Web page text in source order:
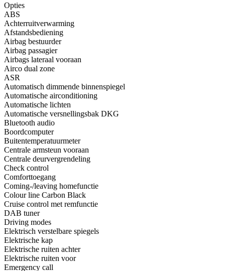
Opties
ABS
Achterruitverwarming
Afstandsbediening
Airbag bestuurder
Airbag passagier
Airbags lateraal vooraan
Airco dual zone
ASR
Automatisch dimmende binnenspiegel
Automatische airconditioning
Automatische lichten
Automatische versnellingsbak DKG
Bluetooth audio
Boordcomputer
Buitentemperatuurmeter
Centrale armsteun vooraan
Centrale deurvergrendeling
Check control
Comforttoegang
Coming-/leaving homefunctie
Colour line Carbon Black
Cruise control met remfunctie
DAB tuner
Driving modes
Elektrisch verstelbare spiegels
Elektrische kap
Elektrische ruiten achter
Elektrische ruiten voor
Emergency call